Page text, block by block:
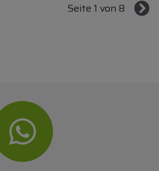
Seite 1 von 8